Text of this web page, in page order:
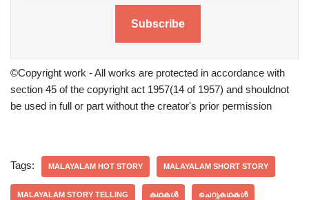
Subscribe
©Copyright work - All works are protected in accordance with
section 45 of the copyright act 1957(14 of 1957) and shouldnot
be used in full or part without the creator's prior permission
Tags: MALAYALAM HOT STORY MALAYALAM SHORT STORY
MALAYALAM STORY TELLING കഥകൾ ചെറുകഥകൾ